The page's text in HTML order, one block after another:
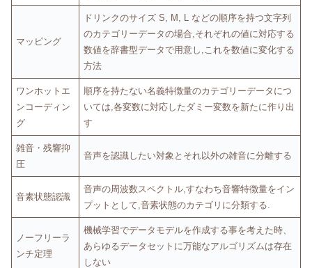
マッピング
ドリンクのサイズ S, M, L などの順序を持つ文字列
のカテゴリーデータの場合,それぞれの値に対応する
数値を辞書型データで用意し,これを数値に変化する
方法
ワンホットエ
ンコーディン
グ
順序を持たない名義特徴量のカテゴリーデータにつ
いては,各変数に対応したダミー変数を新たに作り出
す
雑音・残響抑
圧
音声を認識したい対象とそれ以外の雑音に分離する
音素状態認識
音声の周波数スペクトル,すなわち音響特徴量をイン
プットとして,音素状態のカテゴリに分類する.
ノーフリーラ
ンチ定理
機械学習でデータモデルを作成する事を考えた時、
あらゆるデータセットに万能なアルゴリズムは存在
しない